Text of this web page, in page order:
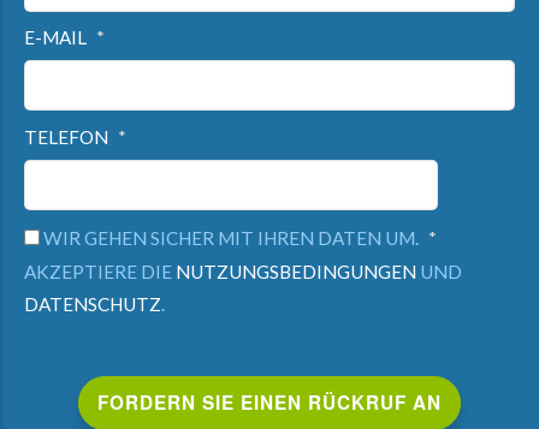
E-MAIL
TELEFON
WIR GEHEN SICHER MIT IHREN DATEN UM.
AKZEPTIERE DIE NUTZUNGSBEDINGUNGEN UND
DATENSCHUTZ.